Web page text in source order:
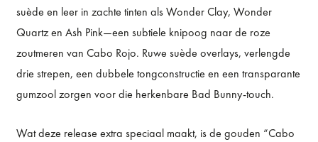
suède en leer in zachte tinten als Wonder Clay, Wonder
Quartz en Ash Pink—een subtiele knipoog naar de roze
zoutmeren van Cabo Rojo. Ruwe suède overlays, verlengde
drie strepen, een dubbele tongconstructie en een transparante
gumzool zorgen voor die herkenbare Bad Bunny-touch.
Wat deze release extra speciaal maakt, is de gouden “Cabo